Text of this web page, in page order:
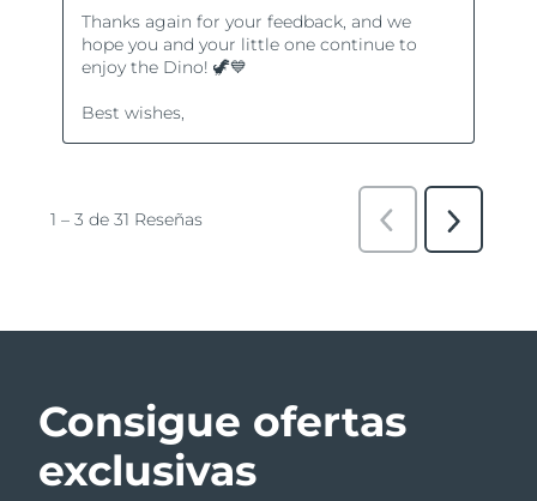
Consigue ofertas
exclusivas